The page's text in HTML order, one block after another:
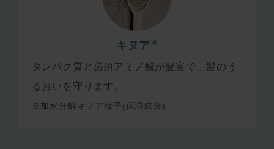
キヌア ※
タンパク質と必須アミノ酸が豊富で、髪のう
るおいを守ります。
※加水分解キノア種子(保湿成分)